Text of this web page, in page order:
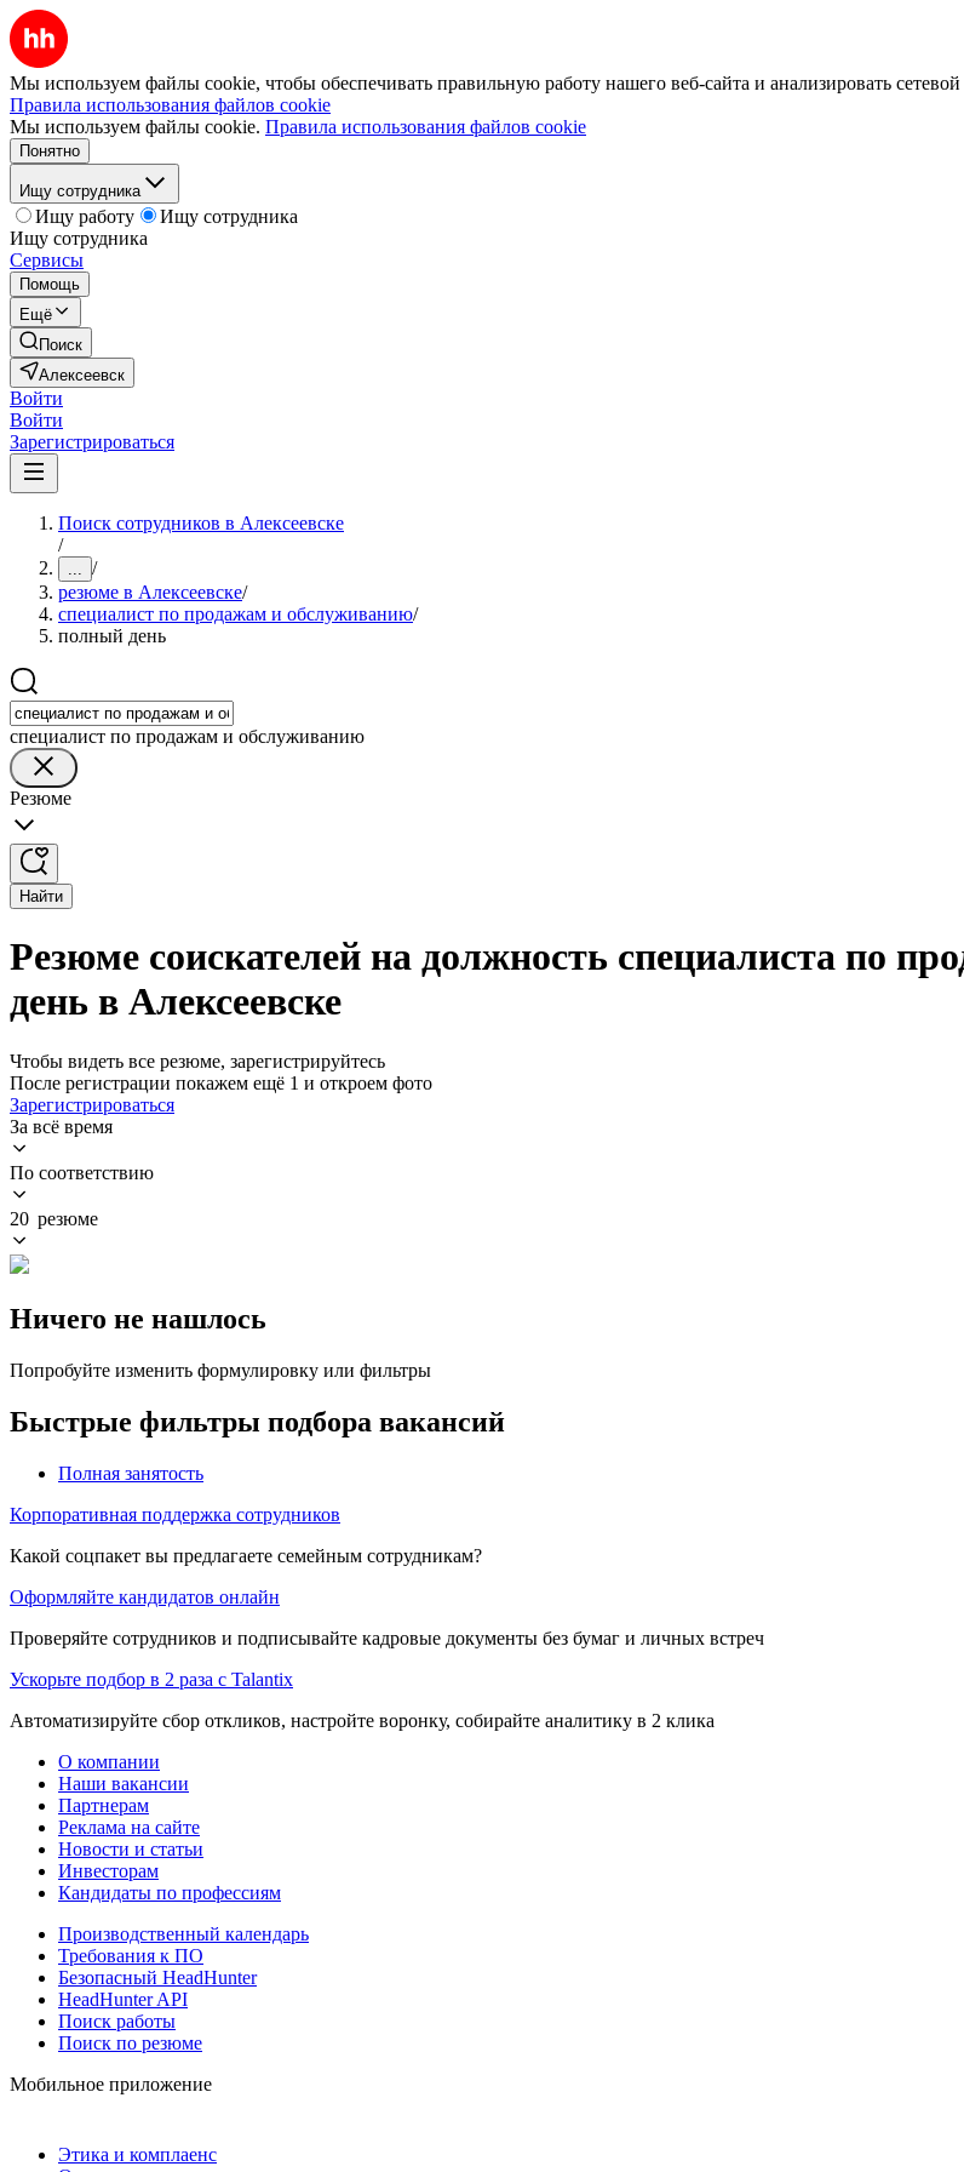
Мы используем файлы cookie, чтобы обеспечивать правильную работу нашего веб-сайта и анализировать
Правила использования файлов cookie
Мы используем файлы cookie. Правила использования файлов cookie
Понятно
Ищу сотрудника
Ищу работу
Ищу сотрудника
Ищу сотрудника
Сервисы
Помощь
Ещё
Поиск
Алексеевск
Войти
Войти
Зарегистрироваться
Поиск сотрудников в Алексеевске
/
... /
резюме в Алексеевске/
специалист по продажам и обслуживанию/
полный день
специалист по продажам и обслуживанию
Резюме
Найти
Резюме соискателей на должность специалиста по
день в Алексеевске
Чтобы видеть все резюме, зарегистрируйтесь
После регистрации покажем ещё 1 и откроем фото
Зарегистрироваться
За всё время
По соответствию
20 резюме
Ничего не нашлось
Попробуйте изменить формулировку или фильтры
Быстрые фильтры подбора вакансий
Полная занятость
Корпоративная поддержка сотрудников
Какой соцпакет вы предлагаете семейным сотрудникам?
Оформляйте кандидатов онлайн
Проверяйте сотрудников и подписывайте кадровые документы без бумаг и личных встреч
Ускорьте подбор в 2 раза с Talantix
Автоматизируйте сбор откликов, настройте воронку, собирайте аналитику в 2 клика
О компании
Наши вакансии
Партнерам
Реклама на сайте
Новости и статьи
Инвесторам
Кандидаты по профессиям
Производственный календарь
Требования к ПО
Безопасный HeadHunter
HeadHunter API
Поиск работы
Поиск по резюме
Мобильное приложение
Этика и комплаенс